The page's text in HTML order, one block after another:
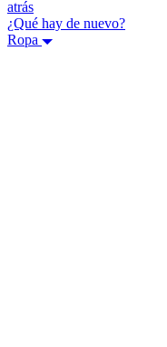
atrás
¿Qué hay de nuevo?
Ropa